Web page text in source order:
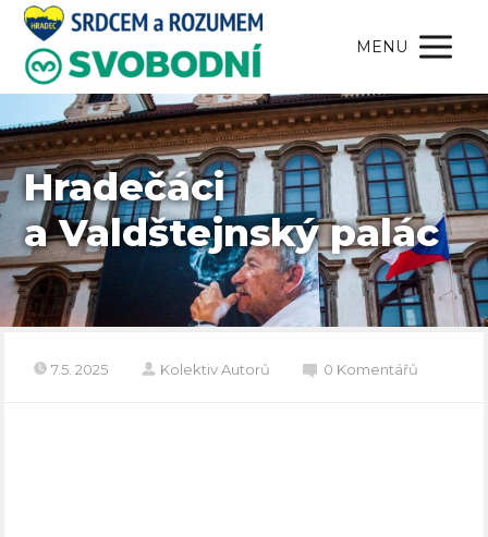
MENU
Hradečáci
a Valdštejnský palác
7.5. 2025 Kolektiv Autorů 0 Komentářů